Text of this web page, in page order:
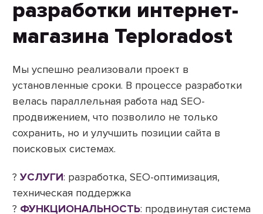
разработки интернет-
магазина Teploradost
Мы успешно реализовали проект в
установленные сроки. В процессе разработки
велась параллельная работа над SEO-
продвижением, что позволило не только
сохранить, но и улучшить позиции сайта в
поисковых системах.
? УСЛУГИ: разработка, SEO-оптимизация,
техническая поддержка
? ФУНКЦИОНАЛЬНОСТЬ: продвинутая система